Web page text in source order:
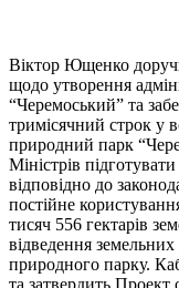
Віктор Ющенко
щодо утворення
“Черемоський” та
тримісячний строк у
природний парк
Міністрів
відповідно до
постійне
тисяч 556 гектарів
відведення
природного парку.
та затвердить Проект